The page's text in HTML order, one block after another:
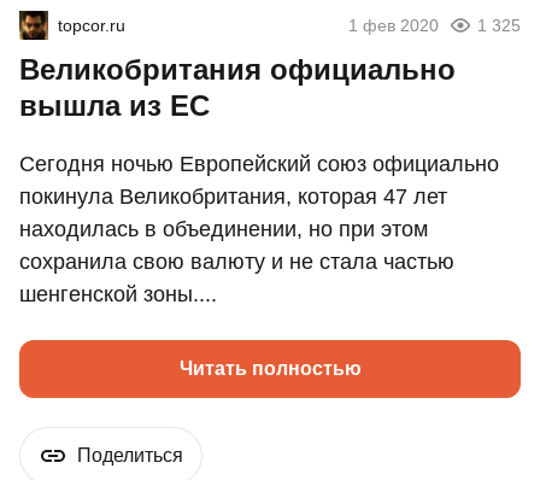
topcor.ru 1 фев 2020 1 325
Великобритания официально
вышла из ЕС
Сегодня ночью Европейский союз официально
покинула Великобритания, которая 47 лет
находилась в объединении, но при этом
сохранила свою валюту и не стала частью
шенгенской зоны....
Читать полностью
Поделиться